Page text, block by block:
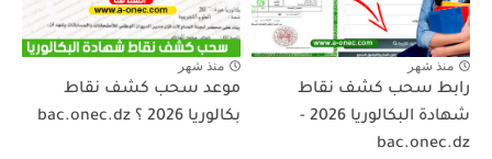
منذ شهر
رابط سحب كشف نقاط
شهادة البكالوريا 2026 -
bac.onec.dz
منذ شهر
موعد سحب كشف نقاط
بكالوريا 2026 ؟ bac.onec.dz